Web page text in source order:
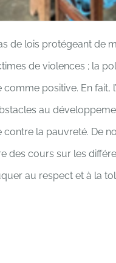
de lois protégeant de
de violences ; la
positive. En fait,
au
la pauvreté. De
des cours sur les
au respect et à la